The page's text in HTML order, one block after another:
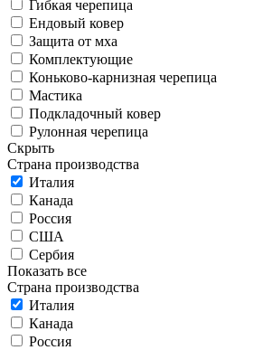
Гибкая черепица
Ендовый ковер
Защита от мха
Комплектующие
Коньково-карнизная черепица
Мастика
Подкладочный ковер
Рулонная черепица
Скрыть
Страна производства
Италия
Канада
Россия
США
Сербия
Показать все
Страна производства
Италия
Канада
Россия